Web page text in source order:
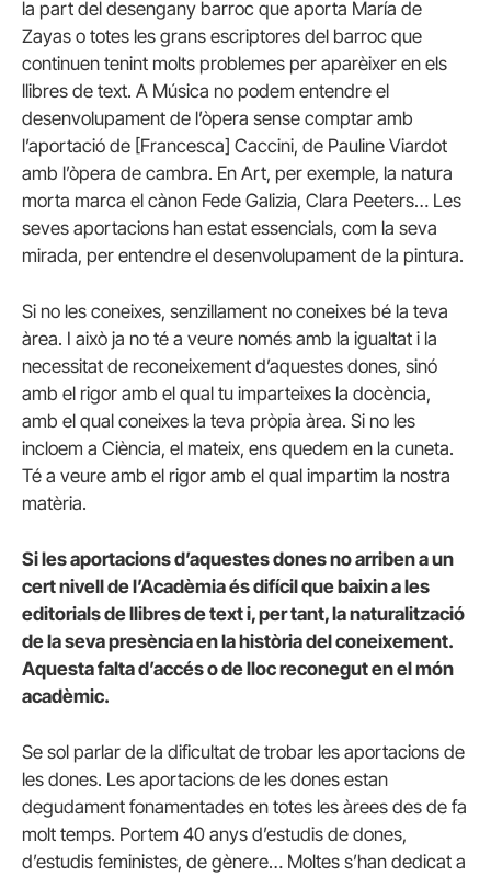
la part del desengany barroc que aporta María de
Zayas o totes les grans escriptores del barroc que
continuen tenint molts problemes per aparèixer en els
llibres de text. A Música no podem entendre el
desenvolupament de l’òpera sense comptar amb
l’aportació de [Francesca] Caccini, de Pauline Viardot
amb l’òpera de cambra. En Art, per exemple, la natura
morta marca el cànon Fede Galizia, Clara Peeters… Les
seves aportacions han estat essencials, com la seva
mirada, per entendre el desenvolupament de la pintura.
Si no les coneixes, senzillament no coneixes bé la teva
àrea. I això ja no té a veure només amb la igualtat i la
necessitat de reconeixement d’aquestes dones, sinó
amb el rigor amb el qual tu imparteixes la docència,
amb el qual coneixes la teva pròpia àrea. Si no les
incloem a Ciència, el mateix, ens quedem en la cuneta.
Té a veure amb el rigor amb el qual impartim la nostra
matèria.
Si les aportacions d’aquestes dones no arriben a un
cert nivell de l’Acadèmia és difícil que baixin a les
editorials de llibres de text i, per tant, la naturalització
de la seva presència en la història del coneixement.
Aquesta falta d’accés o de lloc reconegut en el món
acadèmic.
Se sol parlar de la dificultat de trobar les aportacions de
les dones. Les aportacions de les dones estan
degudament fonamentades en totes les àrees des de fa
molt temps. Portem 40 anys d’estudis de dones,
d’estudis feministes, de gènere… Moltes s’han dedicat a